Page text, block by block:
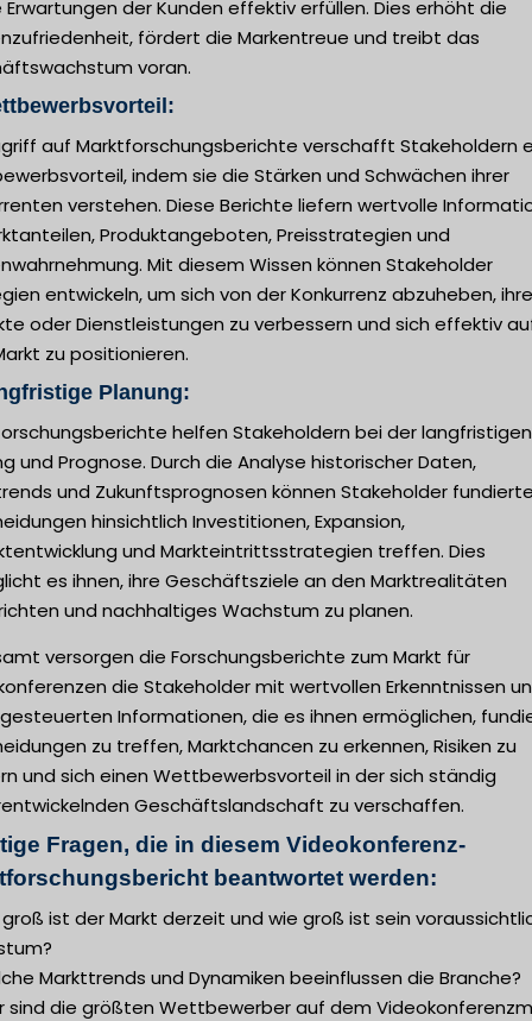
Erwartungen der Kunden effektiv erfüllen. Dies erhöht die
fördert die Markentreue und treibt das
voran.
auf Marktforschungsberichte verschafft Stakeholdern
indem sie die Stärken und Schwächen ihrer
verstehen. Diese Berichte liefern wertvolle
Produktangeboten, Preisstrategien und
Mit diesem Wissen können Stakeholder
entwickeln, um sich von der Konkurrenz abzuheben, ihre
oder Dienstleistungen zu verbessern und sich effektiv
zu positionieren.
Planung:
helfen Stakeholdern bei der langfristigen
und Prognose. Durch die Analyse historischer Daten,
und Zukunftsprognosen können Stakeholder
hinsichtlich Investitionen, Expansion,
und Markteintrittsstrategien treffen. Dies
es ihnen, ihre Geschäftsziele an den Marktrealitäten
und nachhaltiges Wachstum zu planen.
versorgen die Forschungsberichte zum Markt für
die Stakeholder mit wertvollen Erkenntnissen
Informationen, die es ihnen ermöglichen,
zu treffen, Marktchancen zu erkennen, Risiken zu
und sich einen Wettbewerbsvorteil in der sich ständig
Geschäftslandschaft zu verschaffen.
Fragen, die in diesem Videokonferenz-
beantwortet werden:
groß ist der Markt derzeit und wie groß ist sein
Markttrends und Dynamiken beeinflussen die Branche?
sind die größten Wettbewerber auf dem